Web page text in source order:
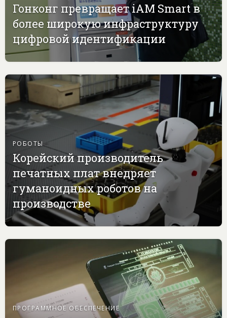
Гонконг превращает iAM Smart в
более широкую инфраструктуру
цифровой идентификации
РОБОТЫ
Корейский производитель
печатных плат внедряет
гуманоидных роботов на
производстве
ПРОГРАММНОЕ ОБЕСПЕЧЕНИЕ